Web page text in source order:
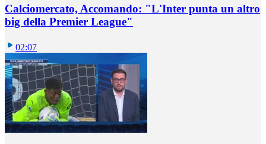
Calciomercato, Accomando: "L'Inter punta un altro
big della Premier League"
02:07